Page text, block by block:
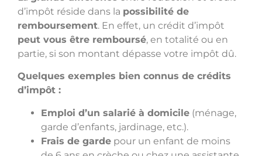
d’impôt réside dans la possibilité de
remboursement. En effet, un crédit d’impôt
peut vous être remboursé, en totalité ou en
partie, si son montant dépasse votre impôt dû.
Quelques exemples bien connus de crédits
d’impôt :
Emploi d’un salarié à domicile (ménage,
garde d’enfants, jardinage, etc.).
Frais de garde pour un enfant de moins